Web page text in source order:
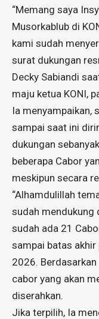
“Memang saya
Musorkablub di
kami sudah
surat dukungan
Decky Sabiandi
maju ketua KONI,
Ia menyampaikan,
sampai saat ini
dukungan
beberapa Cabor
meskipun secara
“Alhamdulillah
sudah mendukung
sudah ada 21
sampai batas akhir
2026.
cabor yang akan
diserahkan.
Jika terpilih, Ia